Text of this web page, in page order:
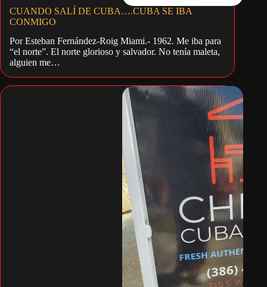
CUANDO SALÍ DE CUBA….CUBA SE IBA
CONMIGO
Por Esteban Fernández-Roig Miami.- 1962. Me iba para
“el norte”. El norte glorioso y salvador. No tenía maleta,
alguien me…